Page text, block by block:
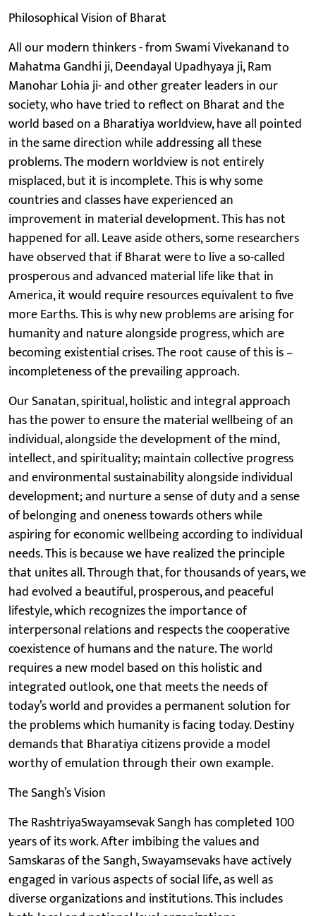
Philosophical Vision of Bharat
All our modern thinkers - from Swami Vivekanand to
Mahatma Gandhi ji, Deendayal Upadhyaya ji, Ram
Manohar Lohia ji- and other greater leaders in our
society, who have tried to reflect on Bharat and the
world based on a Bharatiya worldview, have all pointed
in the same direction while addressing all these
problems. The modern worldview is not entirely
misplaced, but it is incomplete. This is why some
countries and classes have experienced an
improvement in material development. This has not
happened for all. Leave aside others, some researchers
have observed that if Bharat were to live a so-called
prosperous and advanced material life like that in
America, it would require resources equivalent to five
more Earths. This is why new problems are arising for
humanity and nature alongside progress, which are
becoming existential crises. The root cause of this is –
incompleteness of the prevailing approach.
Our Sanatan, spiritual, holistic and integral approach
has the power to ensure the material wellbeing of an
individual, alongside the development of the mind,
intellect, and spirituality; maintain collective progress
and environmental sustainability alongside individual
development; and nurture a sense of duty and a sense
of belonging and oneness towards others while
aspiring for economic wellbeing according to individual
needs. This is because we have realized the principle
that unites all. Through that, for thousands of years, we
had evolved a beautiful, prosperous, and peaceful
lifestyle, which recognizes the importance of
interpersonal relations and respects the cooperative
coexistence of humans and the nature. The world
requires a new model based on this holistic and
integrated outlook, one that meets the needs of
today’s world and provides a permanent solution for
the problems which humanity is facing today. Destiny
demands that Bharatiya citizens provide a model
worthy of emulation through their own example.
The Sangh’s Vision
The RashtriyaSwayamsevak Sangh has completed 100
years of its work. After imbibing the values and
Samskaras of the Sangh, Swayamsevaks have actively
engaged in various aspects of social life, as well as
diverse organizations and institutions. This includes